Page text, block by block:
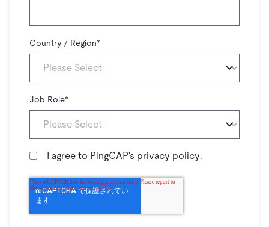
Country / Region*
Job Role*
I agree to PingCAP's privacy policy.